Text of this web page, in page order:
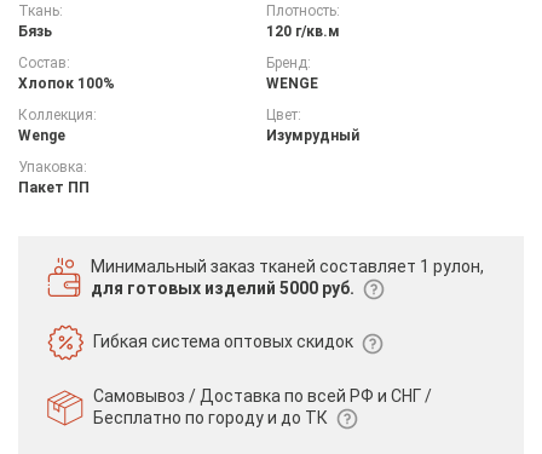
Ткань:
Бязь
Плотность:
120 г/кв.м
Состав:
Хлопок 100%
Бренд:
WENGE
Коллекция:
Wenge
Цвет:
Изумрудный
Упаковка:
Пакет ПП
Минимальный заказ тканей составляет 1 рулон,
для готовых изделий 5000 руб.
Гибкая системаоптовых скидок
Самовывоз / Доставка по всей РФ и СНГ /
Бесплатно по городу и до ТК